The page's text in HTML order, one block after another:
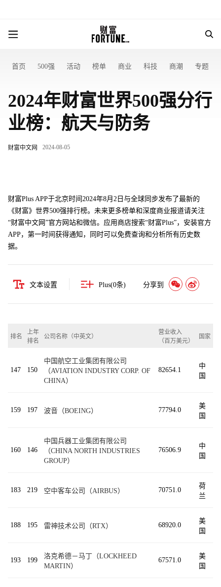
首页 500强 活动 榜单 商业 科技 商潮 专题
2024年财富世界500强分行
业榜：航天与防务
财富中文网 2024-08-05
财富Plus APP于北京时间2024年8月2日与全球同步发布了最新的
《财富》世界500强排行榜。未来更多榜单和深度商业报道请关注
“财富中文网”官方网站和微信。应用商店搜索“财富Plus”，安装官方
APP，第一时间获得通知，同时可以免费查询和分析所有历史数
据。
文本设置 Plus(0条) 分享到
排名
上年
排名
公司名称（中英文）
营业收入
（百万美元）
国家
147 150
中国航空工业集团有限公司
（AVIATION INDUSTRY CORP. OF
CHINA）
82654.1
中
国
159 197 波音（BOEING） 77794.0
美
国
160 146
中国兵器工业集团有限公司
（CHINA NORTH INDUSTRIES
GROUP）
76506.9
中
国
183 219 空中客车公司（AIRBUS） 70751.0
荷
兰
188 195 雷神技术公司（RTX） 68920.0
美
国
193 199
洛克希德－马丁（LOCKHEED
MARTIN）
67571.0
美
国